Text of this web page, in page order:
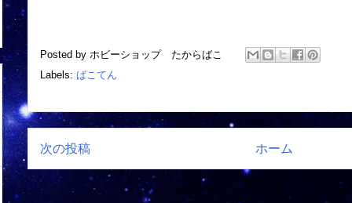
Posted by ホビーショップ たからばこ
Labels: ばこてん
次の投稿 ホーム